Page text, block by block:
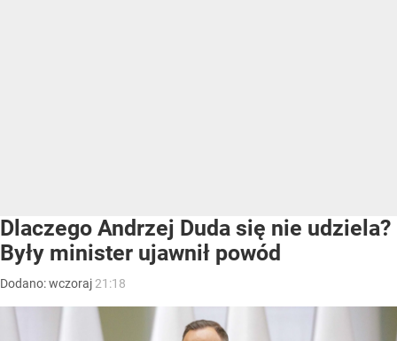
Dlaczego Andrzej Duda się nie udziela?
Były minister ujawnił powód
Dodano:wczoraj 21:18